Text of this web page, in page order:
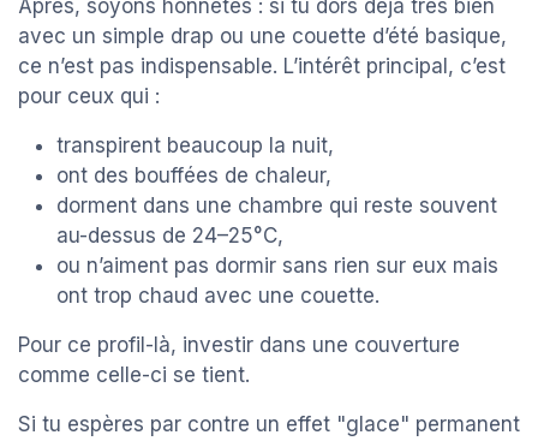
Après, soyons honnêtes : si tu dors déjà très bien
avec un simple drap ou une couette d’été basique,
ce n’est pas indispensable. L’intérêt principal, c’est
pour ceux qui :
transpirent beaucoup la nuit,
ont des bouffées de chaleur,
dorment dans une chambre qui reste souvent
au-dessus de 24–25°C,
ou n’aiment pas dormir sans rien sur eux mais
ont trop chaud avec une couette.
Pour ce profil-là, investir dans une couverture
comme celle-ci se tient.
Si tu espères par contre un effet "glace" permanent